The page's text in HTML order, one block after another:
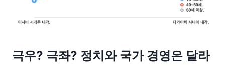
극우? 극좌? 정치와 국가 경영은 달라